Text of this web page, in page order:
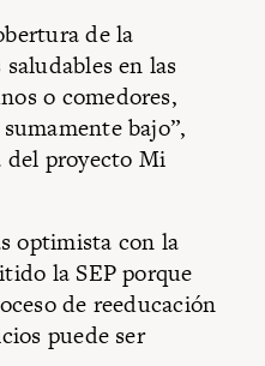
de la
en las
o comedores,
bajo”,
del proyecto Mi
optimista con la
la SEP porque
de reeducación
puede ser